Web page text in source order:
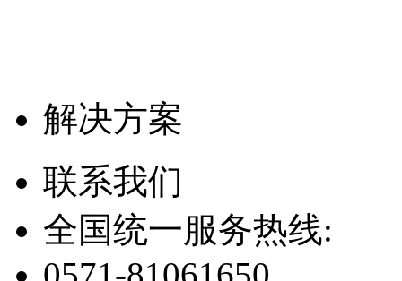
解决方案
联系我们
全国统一服务热线: